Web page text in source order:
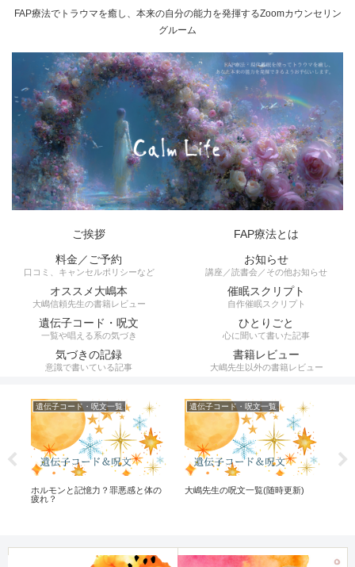
FAP療法でトラウマを癒し、本来の自分の能力を発揮するZoomカウンセリン
グルーム
ご挨拶
FAP療法とは
料金／ご予約
口コミ、キャンセルポリシーなど
お知らせ
講座／読書会／その他お知らせ
オススメ大嶋本
大嶋信頼先生の書籍レビュー
催眠スクリプト
自作催眠スクリプト
遺伝子コード・呪文
一覧や唱える系の気づき
ひとりごと
心に聞いて書いた記事
気づきの記録
意識で書いている記事
書籍レビュー
大嶋先生以外の書籍レビュー
遺伝子コード・呪文一覧
ホルモンと記憶力？罪悪感と体の
疲れ？
遺伝子コード・呪文一覧
大嶋先生の呪文一覧(随時更新)